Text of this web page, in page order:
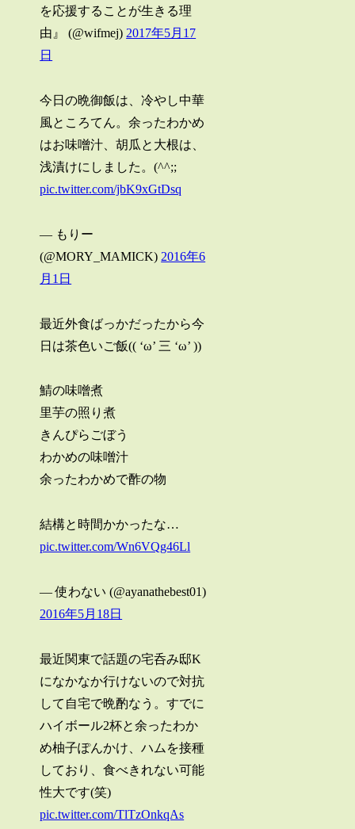
を応援することが生きる理
由』 (@wifmej) 2017年5月17
日
今日の晩御飯は、冷やし中華
風ところてん。余ったわかめ
はお味噌汁、胡瓜と大根は、
浅漬けにしました。(^^;;
pic.twitter.com/jbK9xGtDsq
— もりー
(@MORY_MAMICK) 2016年6
月1日
最近外食ばっかだったから今
日は茶色いご飯(( ‘ω’ 三 ‘ω’ ))
鯖の味噌煮
里芋の照り煮
きんぴらごぼう
わかめの味噌汁
余ったわかめで酢の物
結構と時間かかったな…
pic.twitter.com/Wn6VQg46Ll
— 使わない (@ayanathebest01)
2016年5月18日
最近関東で話題の宅呑み邸K
になかなか行けないので対抗
して自宅で晩酌なう。すでに
ハイボール2杯と余ったわか
め柚子ぽんかけ、ハムを接種
しており、食べきれない可能
性大です(笑)
pic.twitter.com/TlTzOnkqAs